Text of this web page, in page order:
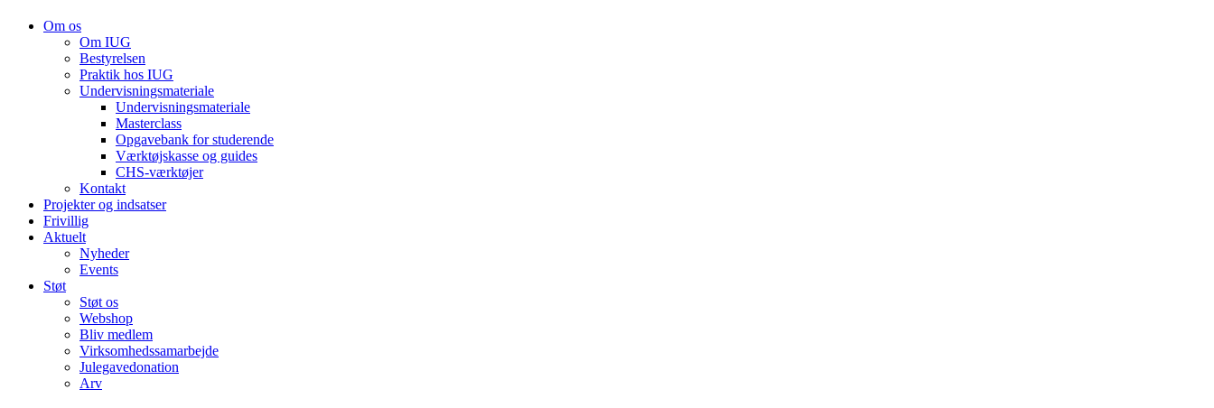
Om os
Om IUG
Bestyrelsen
Praktik hos IUG
Undervisningsmateriale
Undervisningsmateriale
Masterclass
Opgavebank for studerende
Værktøjskasse og guides
CHS-værktøjer
Kontakt
Projekter og indsatser
Frivillig
Aktuelt
Nyheder
Events
Støt
Støt os
Webshop
Bliv medlem
Virksomhedssamarbejde
Julegavedonation
Arv